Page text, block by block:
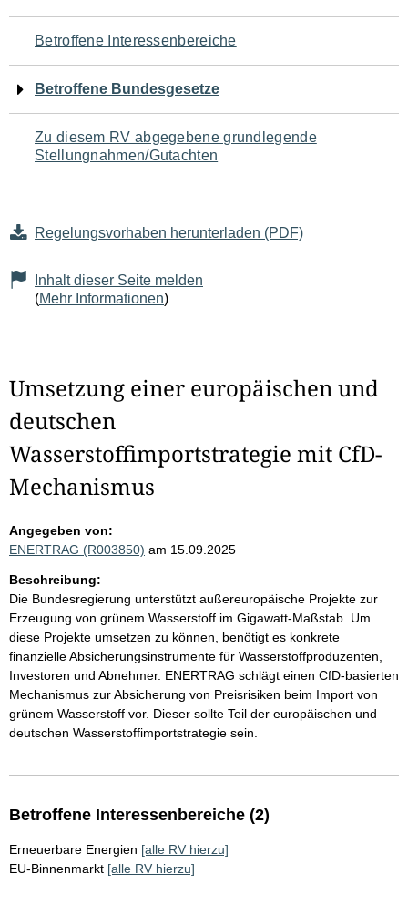
den
Seiteninhalt
Betroffene Interessenbereiche
Betroffene Bundesgesetze
Zu diesem RV abgegebene grundlegende
Stellungnahmen/Gutachten
Regelungsvorhaben herunterladen (PDF)
Inhalt dieser Seite melden
(Mehr Informationen)
Umsetzung einer europäischen und
deutschen
Wasserstoffimportstrategie mit CfD-
Mechanismus
Angegeben von:
ENERTRAG (R003850) am 15.09.2025
Beschreibung:
Die Bundesregierung unterstützt außereuropäische Projekte zur
Erzeugung von grünem Wasserstoff im Gigawatt-Maßstab. Um
diese Projekte umsetzen zu können, benötigt es konkrete
finanzielle Absicherungsinstrumente für Wasserstoffproduzenten,
Investoren und Abnehmer. ENERTRAG schlägt einen CfD-basierten
Mechanismus zur Absicherung von Preisrisiken beim Import von
grünem Wasserstoff vor. Dieser sollte Teil der europäischen und
deutschen Wasserstoffimportstrategie sein.
Betroffene Interessenbereiche (2)
Erneuerbare Energien [alle RV hierzu]
EU-Binnenmarkt [alle RV hierzu]